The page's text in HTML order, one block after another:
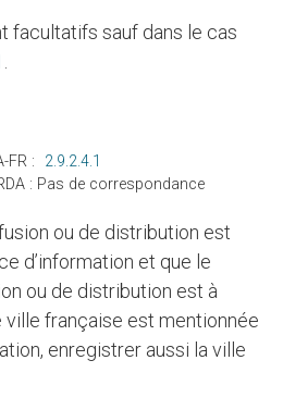
FR : 2.9.2.4.1
: Pas de correspondance
d’information et que le
ou de distribution est à
ville française est mentionnée
enregistrer aussi la ville